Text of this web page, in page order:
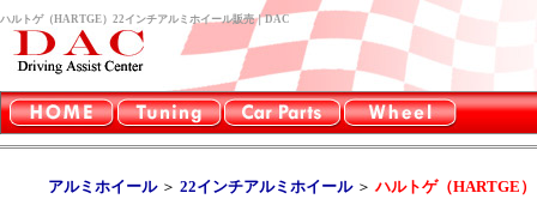
ハルトゲ（HARTGE）22インチアルミホイール販売｜DAC
アルミホイール＞ 22インチアルミホイール＞ ハルトゲ（HARTGE）